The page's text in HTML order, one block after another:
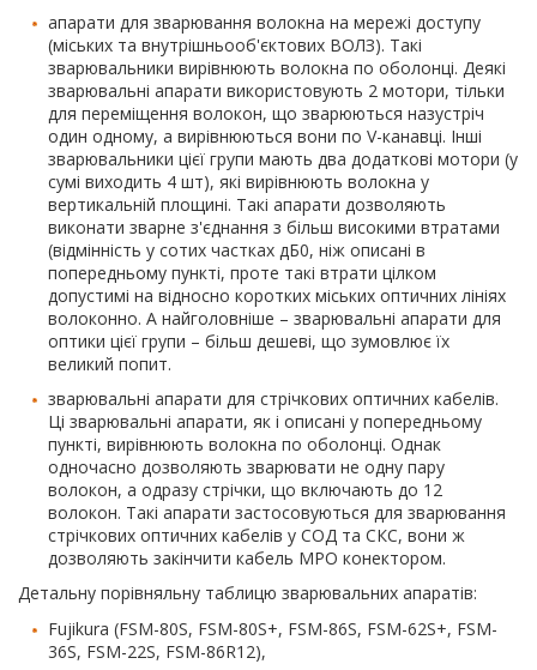
апарати для зварювання волокна на мережі доступу
(міських та внутрішньооб'єктових ВОЛЗ). Такі
зварювальники вирівнюють волокна по оболонці. Деякі
зварювальні апарати використовують 2 мотори, тільки
для переміщення волокон, що зварюються назустріч
один одному, а вирівнюються вони по V-канавці. Інші
зварювальники цієї групи мають два додаткові мотори (у
сумі виходить 4 шт), які вирівнюють волокна у
вертикальній площині. Такі апарати дозволяють
виконати зварне з'єднання з більш високими втратами
(відмінність у сотих частках дБ0, ніж описані в
попередньому пункті, проте такі втрати цілком
допустимі на відносно коротких міських оптичних лініях
волоконно. А найголовніше – зварювальні апарати для
оптики цієї групи – більш дешеві, що зумовлює їх
великий попит.
зварювальні апарати для стрічкових оптичних кабелів.
Ці зварювальні апарати, як і описані у попередньому
пункті, вирівнюють волокна по оболонці. Однак
одночасно дозволяють зварювати не одну пару
волокон, а одразу стрічки, що включають до 12
волокон. Такі апарати застосовуються для зварювання
стрічкових оптичних кабелів у СОД та СКС, вони ж
дозволяють закінчити кабель MPO конектором.
Детальну порівняльну таблицю зварювальних апаратів:
Fujikura (FSM-80S, FSM-80S+, FSM-86S, FSM-62S+, FSM-
36S, FSM-22S, FSM-86R12),